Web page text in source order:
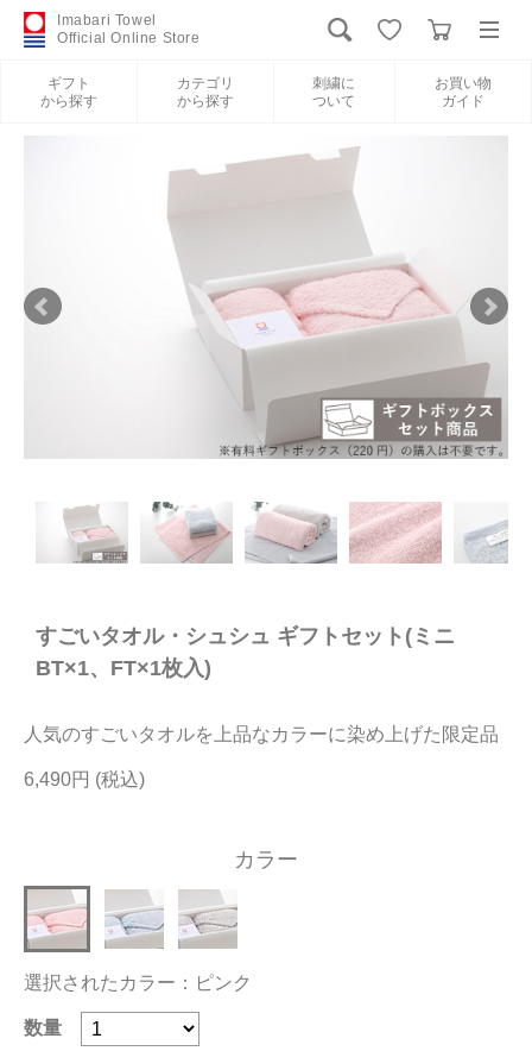
Imabari Towel
Official Online Store
ギフト
から探す
カテゴリ
から探す
刺繍に
ついて
お買い物
ガイド
新規会員登録
当サイトについて
店舗リスト
ヘルプ
お問い合わせ
すごいタオル・シュシュ ギフトセット(ミニ
BT×1、FT×1枚入)
人気のすごいタオルを上品なカラーに染め上げた限定品
6,490円
カラー
選択されたカラー：ピンク
数量